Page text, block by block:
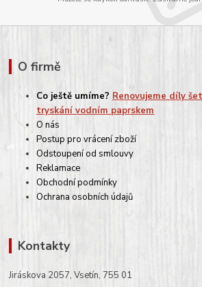
O firmě
Co ještě umíme? Renovujeme díly
tryskání vodním paprskem
O nás
Postup pro vrácení zboží
Odstoupení od smlouvy
Reklamace
Obchodní podmínky
Ochrana osobních údajů
Kontakty
Jiráskova 2057, Vsetín, 755 01